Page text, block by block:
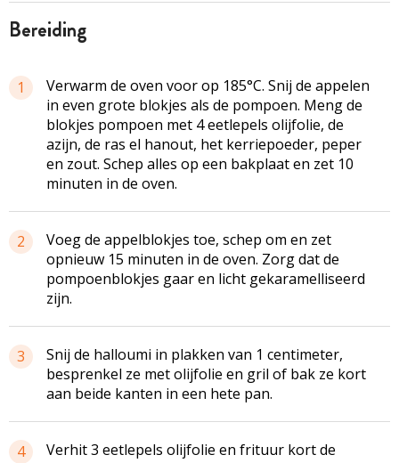
bereiding
1
Verwarm de oven voor op 185°C. Snij de appelen
in even grote blokjes als de pompoen. Meng de
blokjes pompoen met 4 eetlepels olijfolie, de
azijn, de ras el hanout, het kerriepoeder, peper
en zout. Schep alles op een bakplaat en zet 10
minuten in de oven.
2
Voeg de appelblokjes toe, schep om en zet
opnieuw 15 minuten in de oven. Zorg dat de
pompoenblokjes gaar en licht gekaramelliseerd
zijn.
3
Snij de halloumi in plakken van 1 centimeter,
besprenkel ze met olijfolie en gril of bak ze kort
aan beide kanten in een hete pan.
4
Verhit 3 eetlepels olijfolie en frituur kort de